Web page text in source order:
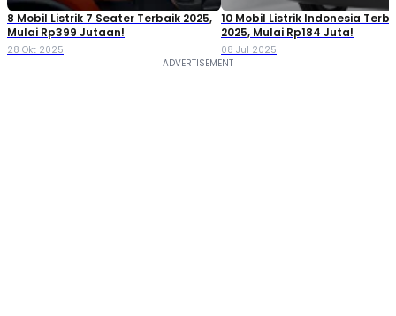
8 Mobil Listrik 7 Seater Terbaik 2025,
Mulai Rp399 Jutaan!
28 Okt 2025
10 Mobil Listrik Indonesia
2025, Mulai Rp184 Juta!
08 Jul 2025